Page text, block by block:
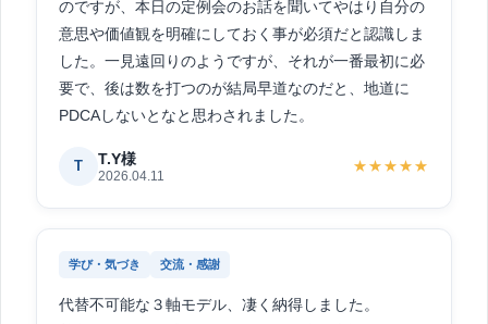
のですが、本日の定例会のお話を聞いてやはり自分の
意思や価値観を明確にしておく事が必須だと認識しま
した。一見遠回りのようですが、それが一番最初に必
要で、後は数を打つのが結局早道なのだと、地道に
PDCAしないとなと思わされました。
T T.Y様
2026.04.11
★★★★★
学び・気づき 交流・感謝
代替不可能な３軸モデル、凄く納得しました。